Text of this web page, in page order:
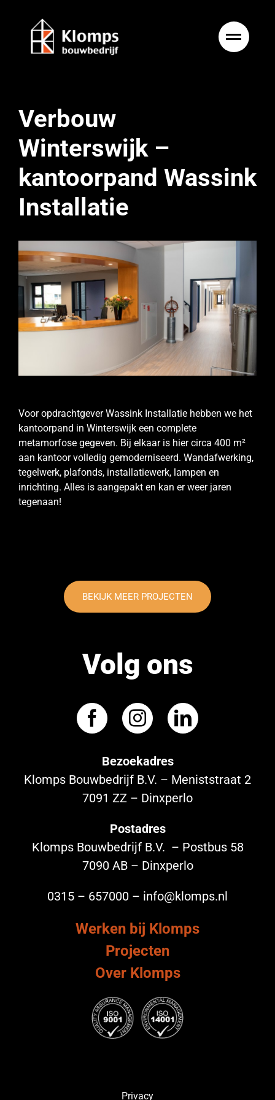
Verbouw
Winterswijk –
kantoorpand Wassink
Installatie
Voor opdrachtgever Wassink Installatie hebben we het
kantoorpand in Winterswijk een complete
metamorfose gegeven. Bij elkaar is hier circa 400 m²
aan kantoor volledig gemoderniseerd. Wandafwerking,
tegelwerk, plafonds, installatiewerk, lampen en
inrichting. Alles is aangepakt en kan er weer jaren
tegenaan!
BEKIJK MEER PROJECTEN
Volg ons
Bezoekadres
Klomps Bouwbedrijf B.V. – Meniststraat 2
7091 ZZ – Dinxperlo
Postadres
Klomps Bouwbedrijf B.V. – Postbus 58
7090 AB – Dinxperlo
0315 – 657000 – info@klomps.nl
Werken bij Klomps
Projecten
Over Klomps
Privacy